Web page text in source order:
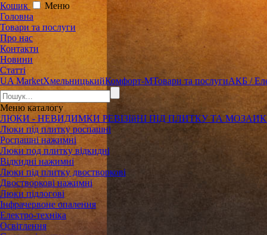
Кошик
Меню
Головна
Товари та послуги
Про нас
Контакти
Новини
Статті
UA MarketХмельницькийКомфорт-МТовари та послугиАКБ /
Меню каталогу
ЛЮКИ - НЕВИДИМКИ РЕВІЗІйНІ ПІД ПЛИТКУ ТА
Люки під плитку роспашні
Роспашні нажимні
Люки под плитку відкидні
Відкидні нажимні
Люки під плитку двостворкові
Двостворкові нажимні
Люки підлогові
Інфрачервоне опалення
Електро-техніка
Освітлення